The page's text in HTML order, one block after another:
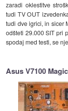
zaradi oklestitve
tudi TV OUT
tudi dve igrici, in sicer
odšteti 29.000 SIT pri
spodaj med testi, se
Asus V7100 Magic